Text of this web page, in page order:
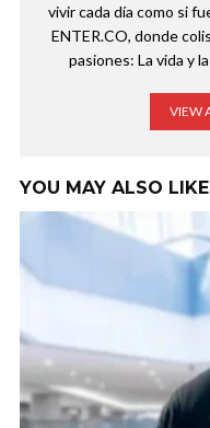
vivir cada día como si
ENTER.CO, donde
pasiones: La vida y
VIEW
YOU MAY ALSO LIKE